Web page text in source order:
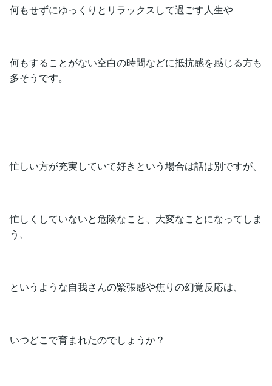
何もせずにゆっくりとリラックスして過ごす人生や
何もすることがない空白の時間などに抵抗感を感じる方も
多そうです。
忙しい方が充実していて好きという場合は話は別ですが、
忙しくしていないと危険なこと、大変なことになってしま
う、
というような自我さんの緊張感や焦りの幻覚反応は、
いつどこで育まれたのでしょうか？